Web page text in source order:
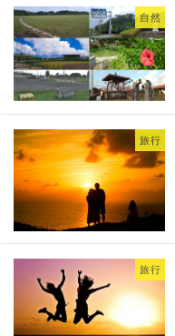
自然
旅行
旅行